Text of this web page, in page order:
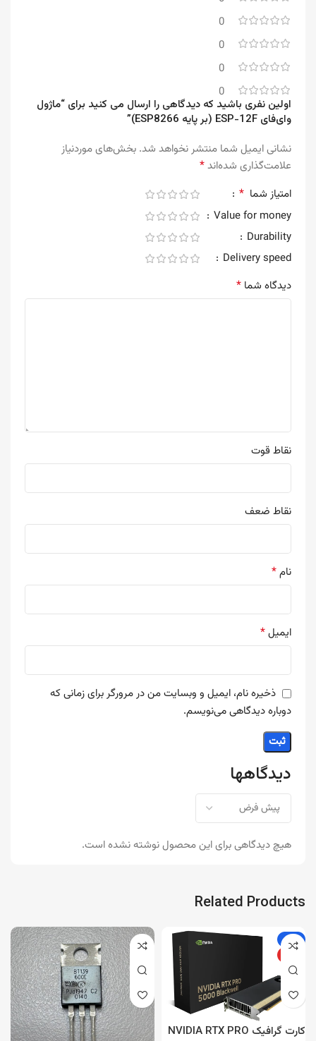
0
0
0
0
دیدگاهها
هیچ دیدگاهی برای این محصول نوشته نشده است.
اولین نفری باشید که دیدگاهی را ارسال می کنید برای “ماژول
وای‌فای ESP-12F (بر پایه ESP8266)”
نشانی ایمیل شما منتشر نخواهد شد. بخش‌های موردنیاز
علامت‌گذاری شده‌اند*
امتیاز شما *
Value for money
Durability
Delivery speed
دیدگاه شما *
نقاط قوت
نقاط ضعف
نام*
ایمیل*
ذخیره نام، ایمیل و وبسایت من در مرورگر برای زمانی که
دوباره دیدگاهی می‌نویسم.
Related Products
کارت گرافیک NVIDIA RTX PRO